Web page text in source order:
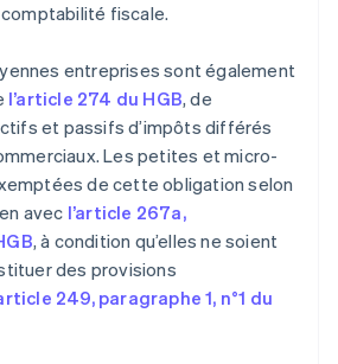
fiscale.
entreprises sont également
l’article 274 du HGB, de
et passifs d’impôts différés
Les petites et micro-
de cette obligation selon
avec l’article 267a,
, à condition qu’elles ne soient
des provisions
249, paragraphe 1, n°1 du